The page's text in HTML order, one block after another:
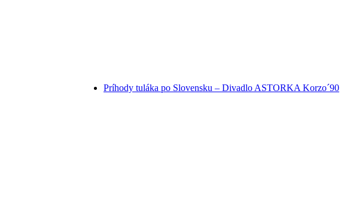
Príhody tuláka po Slovensku – Divadlo ASTORKA Korzo´90